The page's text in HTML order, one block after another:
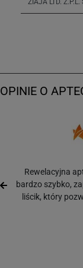
ZIAJA LTD. Z.P.L.
Rewelacyjna
bardzo szybko,
liścik, który